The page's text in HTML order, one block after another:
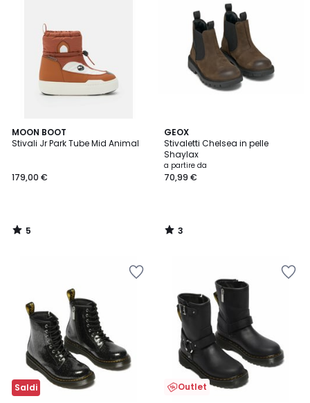
MOON BOOT
Stivali Jr Park Tube Mid Animal
179,00 €
5
/
5
/
GEOX
Stivaletti Chelsea in pelle
Shaylax
a partire da
70,99 €
3
/
5
3
/
Saldi Outlet